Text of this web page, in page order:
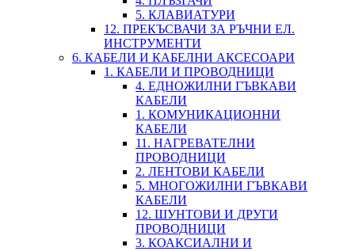
5. КЛАВИАТУРИ
12. ПРЕКЪСВАЧИ ЗА РЪЧНИ ЕЛ.
ИНСТРУМЕНТИ
6. КАБЕЛИ И КАБЕЛНИ АКСЕСОАРИ
1. КАБЕЛИ И ПРОВОДНИЦИ
4. ЕДНОЖИЛНИ ГЪВКАВИ
КАБЕЛИ
1. КОМУНИКАЦИОННИ
КАБЕЛИ
11. НАГРЕВАТЕЛНИ
ПРОВОДНИЦИ
2. ЛЕНТОВИ КАБЕЛИ
5. МНОГОЖИЛНИ ГЪВКАВИ
КАБЕЛИ
12. ШУНТОВИ И ДРУГИ
ПРОВОДНИЦИ
3. КОАКСИАЛНИ И